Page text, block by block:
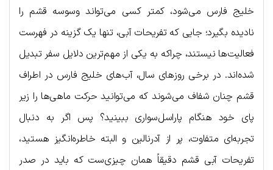
خلیج فارس می‌شود، کمتر کسی می‌تواند وسوسه قشم را
نادیده بگیرد؛ جایی که تفریحات آبی، تنها یک گزینه در فهرست
فعالیت‌ها نیستند، چرا‌که به یکی از مهم‌ترین دلایل سفر تبدیل
شده‌اند. در برخی روزهای سال، آب‌های خلیج فارس در اطراف
قشم چنان شفاف می‌شوند که می‌توانید حرکت ماهی‌ها را زیر
پای خود هنگام پاراسل‌سواری ببینید؟ پس اگر به دنبال
تجربه‌ای متفاوت، پر از آدرنالین و البته خاطره‌انگیز هستید،
تفریحات آبی قشم دقیقاً همان چیزی‌ست که باید در صدر